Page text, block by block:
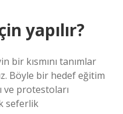
yapılır?
bir kısmını tanımlar
Böyle bir hedef eğitim
protestoları
seferlik